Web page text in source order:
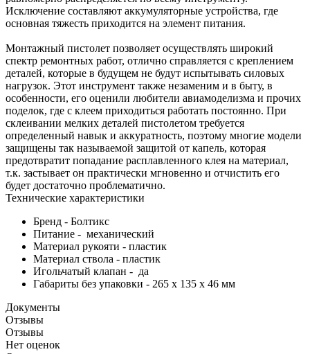
Исключение составляют аккумуляторные устройства, где
основная тяжесть приходится на элемент питания.
Монтажный пистолет позволяет осуществлять широкий
спектр ремонтных работ, отлично справляется с креплением
деталей, которые в будущем не будут испытывать силовых
нагрузок. Этот инструмент также незаменим и в быту, в
особенности, его оценили любители авиамоделизма и прочих
поделок, где с клеем приходиться работать постоянно. При
склеивании мелких деталей пистолетом требуется
определенный навык и аккуратность, поэтому многие модели
защищены так называемой защитой от капель, которая
предотвратит попадание расплавленного клея на материал,
т.к. застывает он практически мгновенно и отчистить его
будет достаточно проблематично.
Технические характеристики
Бренд - Болтикс
Питание - механический
Материал рукояти - пластик
Материал ствола - пластик
Игольчатый клапан - да
Габариты без упаковки - 265 х 135 х 46 мм
Документы
Отзывы
Отзывы
Нет оценок